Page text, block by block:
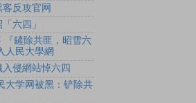
反攻官网
六四」
『鏟除共匪，昭雪六
人民大學網
侵網站悼六四
大学网被黑：铲除共